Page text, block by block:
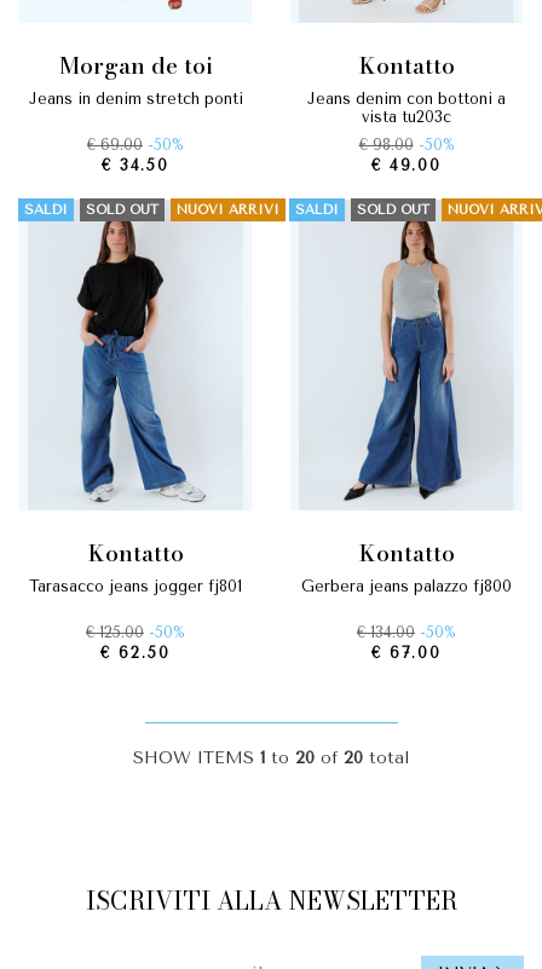
morgan de toi
jeans in denim stretch ponti
€ 69.00 -50%
€ 34.50
kontatto
jeans denim con bottoni a
vista tu203c
€ 98.00 -50%
€ 49.00
SALDI SOLD OUT NUOVI ARRIVI
kontatto
tarasacco jeans jogger fj801
€ 125.00 -50%
€ 62.50
SALDI SOLD OUT NUOVI
kontatto
gerbera jeans palazzo fj800
€ 134.00 -50%
€ 67.00
SHOW ITEMS 1 to 20 of 20 total
ISCRIVITI ALLA NEWSLETTER